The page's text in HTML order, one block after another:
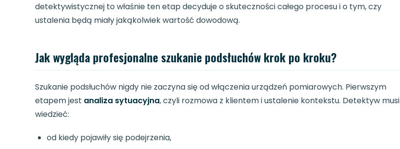
detektywistycznej to właśnie ten etap decyduje o skuteczności całego procesu i o tym, czy
ustalenia będą miały jakąkolwiek wartość dowodową.
Jak wygląda profesjonalne szukanie podsłuchów krok po kroku?
Szukanie podsłuchów nigdy nie zaczyna się od włączenia urządzeń pomiarowych. Pierwszym
etapem jest analiza sytuacyjna, czyli rozmowa z klientem i ustalenie kontekstu. Detektyw musi
wiedzieć:
od kiedy pojawiły się podejrzenia,